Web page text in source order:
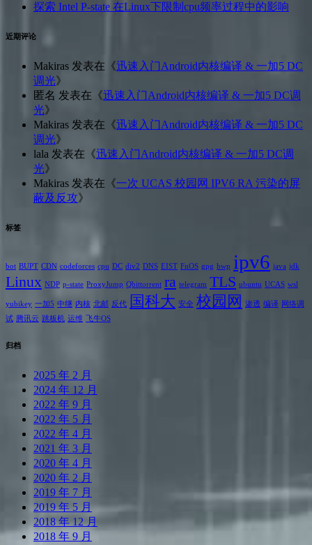
探索 Intel P-state 在Linux下限制cpu频率过程中的影响
近期评论
Makiras 发表在《迅速入门Android内核编译 & 一加5 DC
调光》
匿名 发表在《迅速入门Android内核编译 & 一加5 DC调
光》
Makiras 发表在《迅速入门Android内核编译 & 一加5 DC
调光》
lala 发表在《迅速入门Android内核编译 & 一加5 DC调
光》
Makiras 发表在《一次 UCAS 校园网 IPV6 RA 污染的屏
蔽及反攻》
标签
bot BUPT CDN codeforces cpu DC div2 DNS EIST FnOS gpg hwp ipv6 java jdk
Linux NDP p-state ProxyJump Qbittorrent ra telegram TLS ubuntu UCAS wsl
yubikey 一加5 中继 内核 北邮 反代 国科大 安全 校园网 渗透 编译 网络调
试 腾讯云 跳板机 运维 飞牛OS
归档
2025 年 2 月
2024 年 12 月
2022 年 9 月
2022 年 5 月
2022 年 4 月
2021 年 3 月
2020 年 4 月
2020 年 2 月
2019 年 7 月
2019 年 5 月
2018 年 12 月
2018 年 9 月